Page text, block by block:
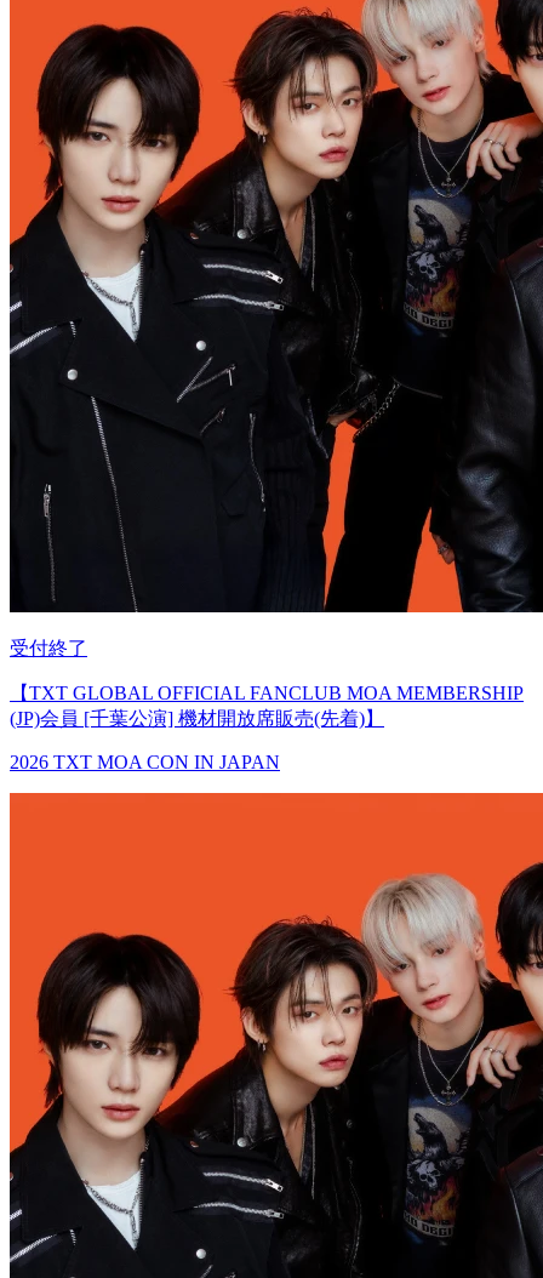
受付終了
【TXT GLOBAL OFFICIAL FANCLUB MOA MEMBERSHIP
(JP)会員 [千葉公演] 機材開放席販売(先着)】
2026 TXT MOA CON IN JAPAN